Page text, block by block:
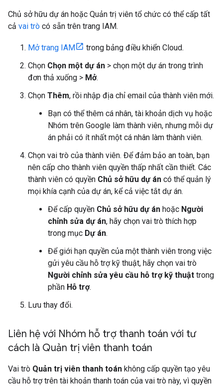
Chủ sở hữu dự án hoặc Quản trị viên tổ chức có thể cấp tất
cả vai trò có sẵn trên trang IAM.
Mở trang IAM
trong bảng điều khiển Cloud.
Chọn Chọn một dự án > chọn một dự án trong trình
đơn thả xuống > Mở.
Chọn Thêm, rồi nhập địa chỉ email của thành viên mới.
Bạn có thể thêm cá nhân, tài khoản dịch vụ hoặc
Nhóm trên Google làm thành viên, nhưng mỗi dự
án phải có ít nhất một cá nhân làm thành viên.
Chọn vai trò của thành viên. Để đảm bảo an toàn, bạn
nên cấp cho thành viên quyền thấp nhất cần thiết. Các
thành viên có quyền Chủ sở hữu dự án có thể quản lý
mọi khía cạnh của dự án, kể cả việc tắt dự án.
Để cấp quyền Chủ sở hữu dự án hoặc Người
chỉnh sửa dự án, hãy chọn vai trò thích hợp
trong mục Dự án.
Để giới hạn quyền của một thành viên trong việc
gửi yêu cầu hỗ trợ kỹ thuật, hãy chọn vai trò
Người chỉnh sửa yêu cầu hỗ trợ kỹ thuật trong
phần Hỗ trợ.
Lưu thay đổi.
Liên hệ với Nhóm hỗ trợ thanh toán với tư
cách là Quản trị viên thanh toán
Vai trò Quản trị viên thanh toán không cấp quyền tạo yêu
cầu hỗ trợ trên tài khoản thanh toán của vai trò này, vì quyền